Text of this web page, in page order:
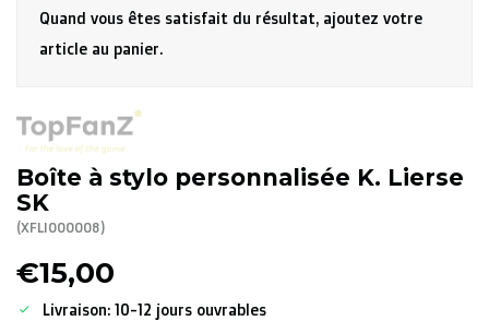
Héros
Thierry Neuville
R. EV - Remco Evenepoel
Workout Buddies
Enchères
Quand vous êtes satisfait du résultat, ajoutez votre
article au panier.
Boîte à stylo personnalisée K. Lierse
SK
(XFLI000008)
€15,00
Livraison: 10-12 jours ouvrables